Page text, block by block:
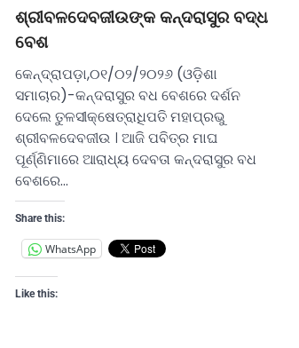
ଶ୍ରୀବଳଦେବଜୀଉଙ୍କ କନ୍ଦରାସୁର ବଦ୍ଧ
ବେଶ
କେନ୍ଦ୍ରାପଡ଼ା,୦୧/୦୨/୨୦୨୬ (ଓଡ଼ିଶା
ସମାଚାର)-କନ୍ଦରାସୁର ବଧ ବେଶରେ ଦର୍ଶନ
ଦେଲେ ତୁଳସୀକ୍ଷେତ୍ରାଧିପତି ମହାପ୍ରଭୁ
ଶ୍ରୀବଳଦେବଜୀଉ । ଆଜି ପବିତ୍ର ମାଘ
ପୂର୍ଣ୍ଣିମାରେ ଆରାଧ୍ୟ ଦେବତା କନ୍ଦରାସୁର ବଧ
ବେଶରେ…
Share this:
WhatsApp
Like this: